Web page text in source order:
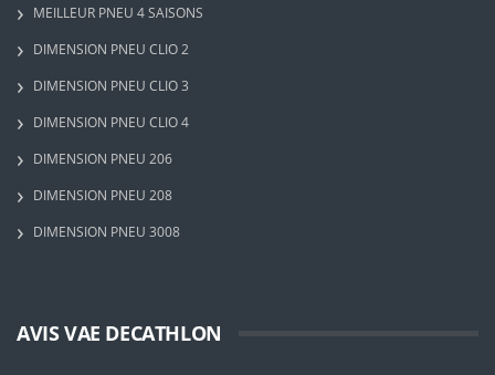
MEILLEUR PNEU 4 SAISONS
DIMENSION PNEU CLIO 2
DIMENSION PNEU CLIO 3
DIMENSION PNEU CLIO 4
DIMENSION PNEU 206
DIMENSION PNEU 208
DIMENSION PNEU 3008
AVIS VAE DECATHLON